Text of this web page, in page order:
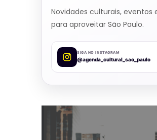
Novidades culturais, eventos
para aproveitar São Paulo.
SIGA NO INSTAGRAM
@agenda_cultural_sao_paulo